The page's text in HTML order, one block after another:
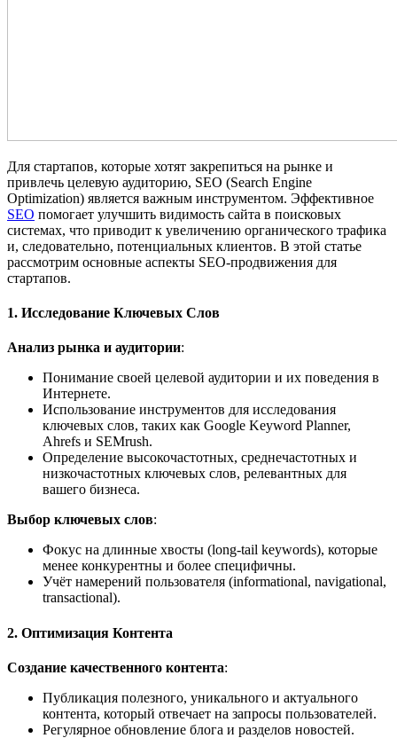
Для стартапов, которые хотят закрепиться на рынке и
привлечь целевую аудиторию, SEO (Search Engine
Optimization) является важным инструментом. Эффективное
SEO помогает улучшить видимость сайта в поисковых
системах, что приводит к увеличению органического трафика
и, следовательно, потенциальных клиентов. В этой статье
рассмотрим основные аспекты SEO-продвижения для
стартапов.
1. Исследование Ключевых Слов
Анализ рынка и аудитории:
Понимание своей целевой аудитории и их поведения в
Интернете.
Использование инструментов для исследования
ключевых слов, таких как Google Keyword Planner,
Ahrefs и SEMrush.
Определение высокочастотных, среднечастотных и
низкочастотных ключевых слов, релевантных для
вашего бизнеса.
Выбор ключевых слов:
Фокус на длинные хвосты (long-tail keywords), которые
менее конкурентны и более специфичны.
Учёт намерений пользователя (informational, navigational,
transactional).
2. Оптимизация Контента
Создание качественного контента:
Публикация полезного, уникального и актуального
контента, который отвечает на запросы пользователей.
Регулярное обновление блога и разделов новостей.